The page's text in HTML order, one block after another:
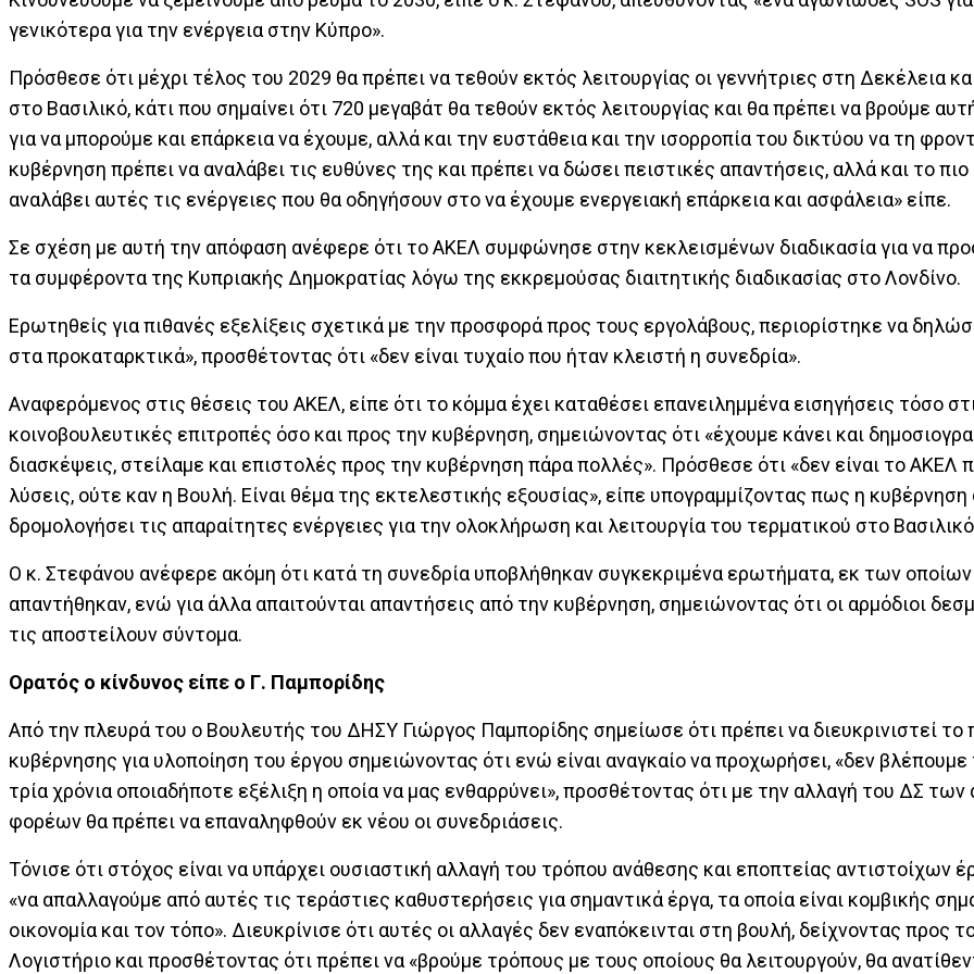
γενικότερα για την ενέργεια στην Κύπρο».
Πρόσθεσε ότι μέχρι τέλος του 2029 θα πρέπει να τεθούν εκτός λειτουργίας οι γεννήτριες στη Δεκέλεια
στο Βασιλικό, κάτι που σημαίνει ότι 720 μεγαβάτ θα τεθούν εκτός λειτουργίας και θα πρέπει να βρούμε
για να μπορούμε και επάρκεια να έχουμε, αλλά και την ευστάθεια και την ισορροπία του δικτύου να τη
κυβέρνηση πρέπει να αναλάβει τις ευθύνες της και πρέπει να δώσει πειστικές απαντήσεις, αλλά και το
αναλάβει αυτές τις ενέργειες που θα οδηγήσουν στο να έχουμε ενεργειακή επάρκεια και ασφάλεια» είπε.
Σε σχέση με αυτή την απόφαση ανέφερε ότι το ΑΚΕΛ συμφώνησε στην κεκλεισμένων διαδικασία για να
τα συμφέροντα της Κυπριακής Δημοκρατίας λόγω της εκκρεμούσας διαιτητικής διαδικασίας στο Λονδίνο.
Ερωτηθείς για πιθανές εξελίξεις σχετικά με την προσφορά προς τους εργολάβους, περιορίστηκε να
στα προκαταρκτικά», προσθέτοντας ότι «δεν είναι τυχαίο που ήταν κλειστή η συνεδρία».
Αναφερόμενος στις θέσεις του ΑΚΕΛ, είπε ότι το κόμμα έχει καταθέσει επανειλημμένα εισηγήσεις τόσο
κοινοβουλευτικές επιτροπές όσο και προς την κυβέρνηση, σημειώνοντας ότι «έχουμε κάνει και
διασκέψεις, στείλαμε και επιστολές προς την κυβέρνηση πάρα πολλές». Πρόσθεσε ότι «δεν είναι το ΑΚΕΛ
λύσεις, ούτε καν η Βουλή. Είναι θέμα της εκτελεστικής εξουσίας», είπε υπογραμμίζοντας πως η κυβέρνηση
δρομολογήσει τις απαραίτητες ενέργειες για την ολοκλήρωση και λειτουργία του τερματικού στο
Ο κ. Στεφάνου ανέφερε ακόμη ότι κατά τη συνεδρία υποβλήθηκαν συγκεκριμένα ερωτήματα, εκ των
απαντήθηκαν, ενώ για άλλα απαιτούνται απαντήσεις από την κυβέρνηση, σημειώνοντας ότι οι αρμόδιοι
τις αποστείλουν σύντομα.
Ορατός ο κίνδυνος είπε ο Γ. Παμπορίδης
Από την πλευρά του ο Βουλευτής του ΔΗΣΥ Γιώργος Παμπορίδης σημείωσε ότι πρέπει να διευκρινιστεί το
κυβέρνησης για υλοποίηση του έργου σημειώνοντας ότι ενώ είναι αναγκαίο να προχωρήσει, «δεν βλέπουμε
τρία χρόνια οποιαδήποτε εξέλιξη η οποία να μας ενθαρρύνει», προσθέτοντας ότι με την αλλαγή του ΔΣ
φορέων θα πρέπει να επαναληφθούν εκ νέου οι συνεδριάσεις.
Τόνισε ότι στόχος είναι να υπάρχει ουσιαστική αλλαγή του τρόπου ανάθεσης και εποπτείας αντιστοίχων
«να απαλλαγούμε από αυτές τις τεράστιες καθυστερήσεις για σημαντικά έργα, τα οποία είναι κομβικής
οικονομία και τον τόπο». Διευκρίνισε ότι αυτές οι αλλαγές δεν εναπόκεινται στη βουλή, δείχνοντας προς
Λογιστήριο και προσθέτοντας ότι πρέπει να «βρούμε τρόπους με τους οποίους θα λειτουργούν, θα